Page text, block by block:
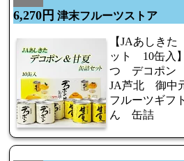
6,270円 津末フルーツストア
【JAあしき
ット 10缶入
つ デコポン
JA芦北 御
フルーツギ
ん 缶詰